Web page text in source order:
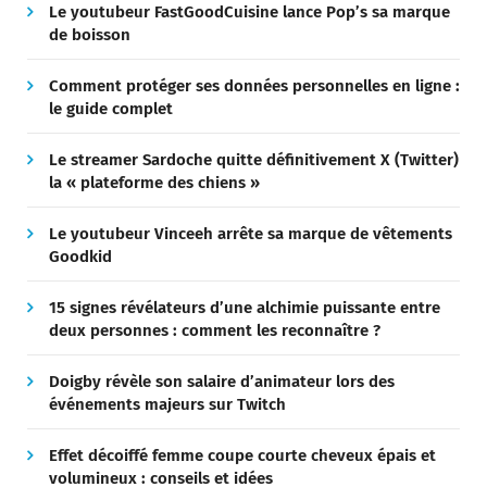
Le youtubeur FastGoodCuisine lance Pop’s sa marque
de boisson
Comment protéger ses données personnelles en ligne :
le guide complet
Le streamer Sardoche quitte définitivement X (Twitter)
la « plateforme des chiens »
Le youtubeur Vinceeh arrête sa marque de vêtements
Goodkid
15 signes révélateurs d’une alchimie puissante entre
deux personnes : comment les reconnaître ?
Doigby révèle son salaire d’animateur lors des
événements majeurs sur Twitch
Effet décoiffé femme coupe courte cheveux épais et
volumineux : conseils et idées